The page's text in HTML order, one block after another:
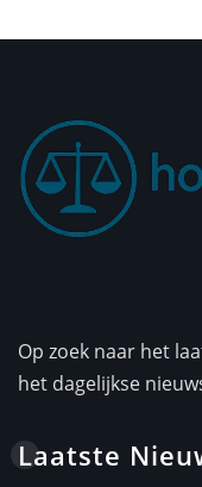
Op zoek naar het
het dagelijkse
Laatste